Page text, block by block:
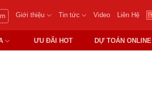
Giới thiệu Tin tức Video Liên Hệ
ƯU ĐÃI HOT DỰ TOÁN ONLINE